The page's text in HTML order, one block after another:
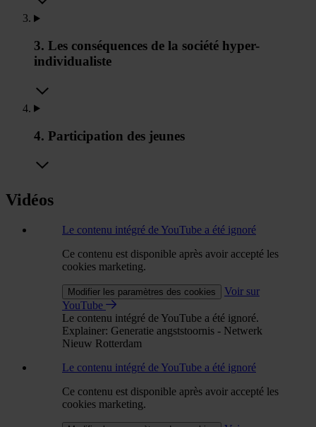
3. Les conséquences de la société hyper-
individualiste
4. Participation des jeunes
Vidéos
Le contenu intégré de YouTube a été ignoré
Ce contenu est disponible après avoir accepté les
cookies marketing.
Modifier les paramètres des cookies
Voir sur
YouTube
Le contenu intégré de YouTube a été ignoré.
Explainer: Generatie angststoornis - Netwerk
Nieuw Rotterdam
Le contenu intégré de YouTube a été ignoré
Ce contenu est disponible après avoir accepté les
cookies marketing.